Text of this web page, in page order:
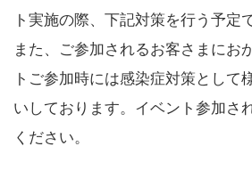
ト実施の際、下記対策を行う予定
また、ご参加されるお客さまにお
トご参加時には感染症対策として
いしております。イベント参加さ
ください。